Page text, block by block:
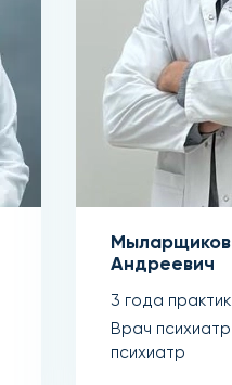
Мыларщиков
Андреевич
3 года
Врач
психиатр